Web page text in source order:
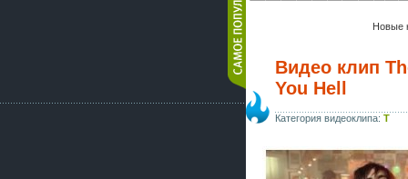
Новые
Видео клип
You Hell
Категория видеоклипа: T